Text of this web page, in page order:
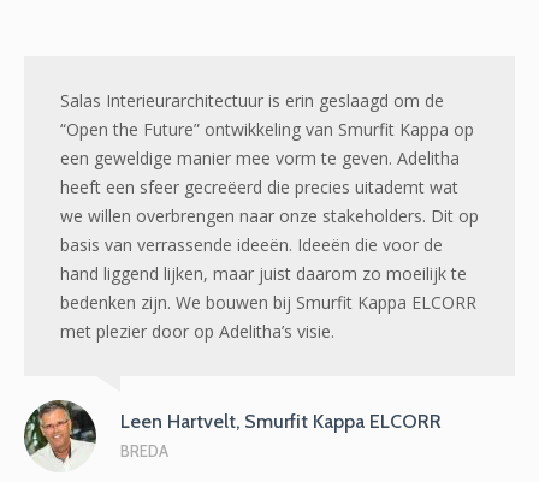
Salas Interieurarchitectuur is erin geslaagd om de
“Open the Future” ontwikkeling van Smurfit Kappa op
een geweldige manier mee vorm te geven. Adelitha
heeft een sfeer gecreëerd die precies uitademt wat
we willen overbrengen naar onze stakeholders. Dit op
basis van verrassende ideeën. Ideeën die voor de
hand liggend lijken, maar juist daarom zo moeilijk te
bedenken zijn. We bouwen bij Smurfit Kappa ELCORR
met plezier door op Adelitha’s visie.
Leen Hartvelt, Smurfit Kappa ELCORR
BREDA